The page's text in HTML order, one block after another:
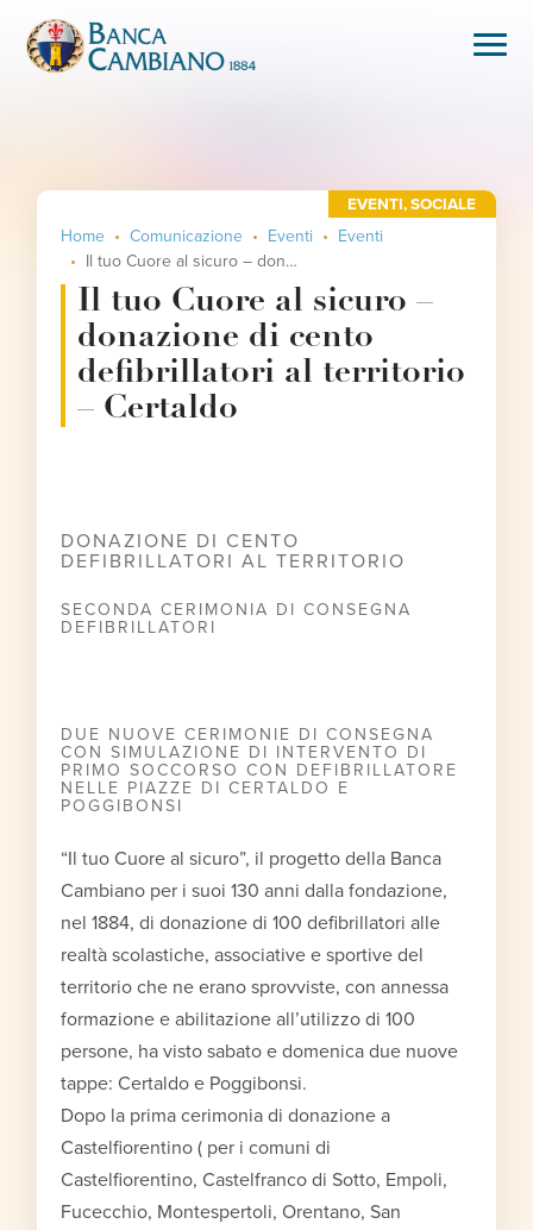
Home Comunicazione Eventi
Eventi
Il tuo Cuore al sicuro – donazione di cento defibrillatori al territorio – Certaldo
Il tuo Cuore al sicuro –
donazione di cento
defibrillatori al territorio
– Certaldo
EVENTI,SOCIALE
DONAZIONE DI CENTO
DEFIBRILLATORI AL TERRITORIO
SECONDA CERIMONIA DI CONSEGNA
DEFIBRILLATORI
DUE NUOVE CERIMONIE DI CONSEGNA
CON SIMULAZIONE DI INTERVENTO DI
PRIMO SOCCORSO CON DEFIBRILLATORE
NELLE PIAZZE DI CERTALDO E
POGGIBONSI
“Il tuo Cuore al sicuro”, il progetto della Banca
Cambiano per i suoi 130 anni dalla fondazione,
nel 1884, di donazione di 100 defibrillatori alle
realtà scolastiche, associative e sportive del
territorio che ne erano sprovviste, con annessa
formazione e abilitazione all’utilizzo di 100
persone, ha visto sabato e domenica due nuove
tappe: Certaldo e Poggibonsi.
Dopo la prima cerimonia di donazione a
Castelfiorentino ( per i comuni di
Castelfiorentino, Castelfranco di Sotto, Empoli,
Fucecchio, Montespertoli, Orentano, San